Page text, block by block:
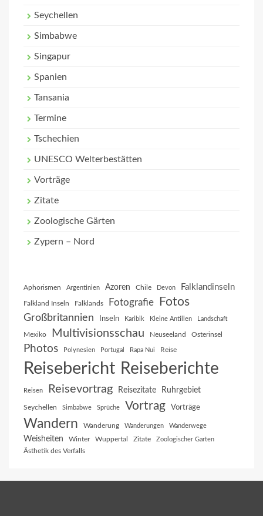
Seychellen
Simbabwe
Singapur
Spanien
Tansania
Termine
Tschechien
UNESCO Welterbestätten
Vorträge
Zitate
Zoologische Gärten
Zypern – Nord
Aphorismen Argentinien Azoren Chile Devon Falklandinseln
Falkland Inseln Falklands Fotografie Fotos
Großbritannien Inseln Karibik Kleine Antillen Landschaft
Mexiko Multivisionsschau Neuseeland Osterinsel
Photos Polynesien Portugal Rapa Nui Reise
Reisebericht Reiseberichte
Reisen Reisevortrag Reisezitate Ruhrgebiet
Seychellen Simbabwe Sprüche Vortrag Vorträge
Wandern Wanderung Wanderungen Wanderwege
Weisheiten Winter Wuppertal Zitate Zoologischer Garten
Ästhetik des Verfalls